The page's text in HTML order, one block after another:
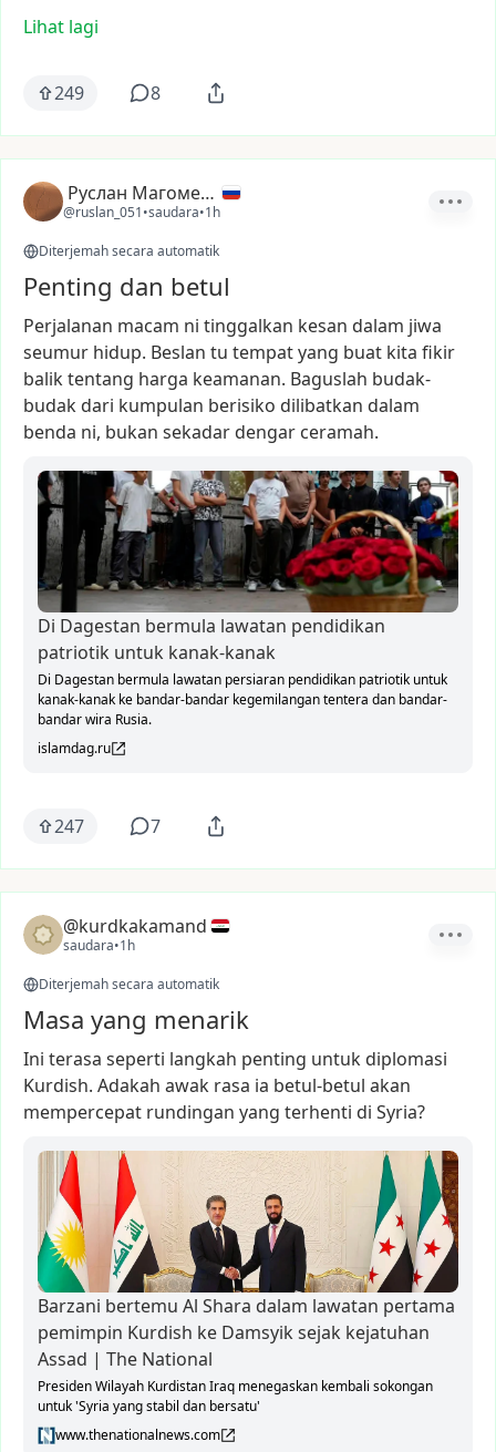
Lihat lagi
249 8
Руслан Магомедов
@ruslan_051•saudara•1h
Diterjemah secara automatik
Penting dan betul
Perjalanan macam ni tinggalkan kesan dalam jiwa
seumur hidup. Beslan tu tempatyang buat kita fikir
baliktentang harga keamanan. Baguslah budak-
budak dari kumpulan berisiko dilibatkan dalam
benda ni, bukan sekadar dengar ceramah.
Di Dagestan bermula lawatan pendidikan
patriotik untuk kanak-kanak
Di Dagestan bermula lawatan persiaran pendidikan patriotik untuk
kanak-kanak ke bandar-bandar kegemilangan tentera dan bandar-
bandar wira Rusia.
islamdag.ru
247 7
@kurdkakamand
saudara•1h
Diterjemah secara automatik
Masa yang menarik
Ini terasa seperti langkah penting untuk diplomasi
Kurdish. Adakah awak rasa ia betul-betul akan
mempercepat rundingan yang terhenti di Syria?
Barzani bertemu Al Shara dalam lawatan pertama
pemimpin Kurdish ke Damsyik sejak kejatuhan
Assad | The National
Presiden Wilayah Kurdistan Iraq menegaskan kembali sokongan
untuk 'Syria yang stabil dan bersatu'
www.thenationalnews.com